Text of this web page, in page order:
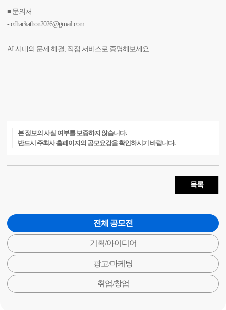
■ 문의처
- cdhackathon2026@gmail.com
AI 시대의 문제 해결, 직접 서비스로 증명해보세요.
본 정보의 사실 여부를 보증하지 않습니다.
반드시 주최사 홈페이지의 공모요강을 확인하시기 바랍니다.
목록
전체 공모전
기획/아이디어
광고/마케팅
취업/창업